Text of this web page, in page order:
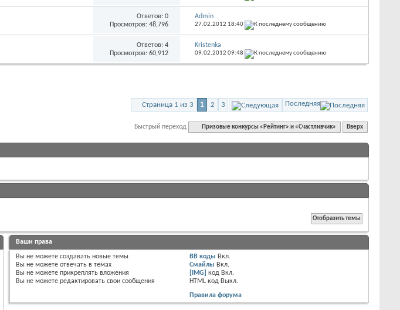
Ответов:0
Просмотров: 48,796
Admin
27.02.2012 18:40
Ответов:4
Просмотров: 60,912
Kristenka
09.02.2012 09:48
Страница 1 из 3 1 2 3 Последняя
Быстрый переход Призовые конкурсы «Рейтинг» и «Счастливчик» Вверх
Ваши права
Выне можете создавать новые темы
Выне можете отвечать в темах
Выне можете прикреплять вложения
Выне можете редактировать свои сообщения
BB коды Вкл.
Смайлы Вкл.
[IMG] код Вкл.
HTML код Выкл.
Правила форума